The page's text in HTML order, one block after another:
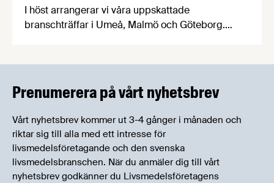
I höst arrangerar vi våra uppskattade
branschträffar i Umeå, Malmö och Göteborg.
kan träffa branschkollegor och utbyta
Prenumerera på vårt nyhetsbrev
Vårt nyhetsbrev kommer ut 3-4 gånger i månaden och
riktar sig till alla med ett intresse för
livsmedelsföretagande och den svenska
livsmedelsbranschen. När du anmäler dig till vårt
nyhetsbrev godkänner du Livsmedelsföretagens